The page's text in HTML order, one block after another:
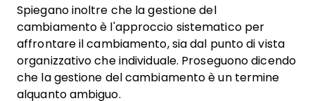
Spiegano inoltre che la gestione del
cambiamento è l'approccio sistematico per
affrontare il cambiamento, sia dal punto di vista
organizzativo che individuale. Proseguono dicendo
che la gestione del cambiamento è un termine
alquanto ambiguo.